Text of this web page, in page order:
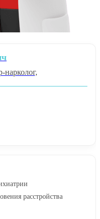
расстройства
нарколог,